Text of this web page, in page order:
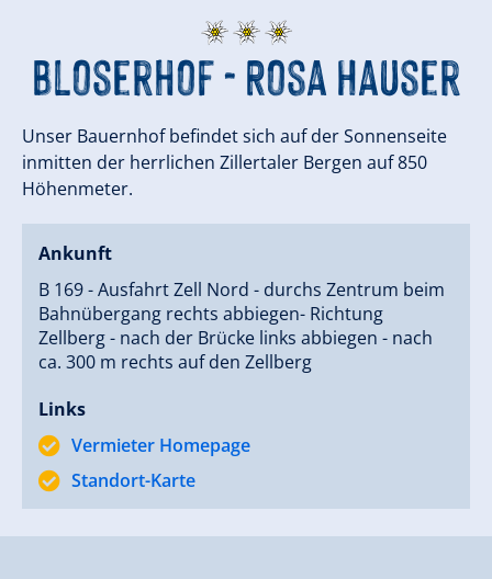
Bloserhof - Rosa Hauser
Unser Bauernhof befindet sich auf der Sonnenseite
inmitten der herrlichen Zillertaler Bergen auf 850
Höhenmeter.
Ankunft
B 169 - Ausfahrt Zell Nord - durchs Zentrum beim
Bahnübergang rechts abbiegen- Richtung
Zellberg - nach der Brücke links abbiegen - nach
ca. 300 m rechts auf den Zellberg
Links
Vermieter Homepage
Standort-Karte